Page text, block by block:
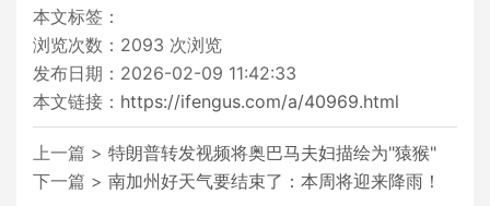
本文标签：
浏览次数： 2093 次浏览
发布日期：2026-02-09 11:42:33
本文链接： https://ifengus.com/a/40969.html
上一篇 > 特朗普转发视频将奥巴马夫妇描绘为"猿猴"
下一篇 > 南加州好天气要结束了：本周将迎来降雨！